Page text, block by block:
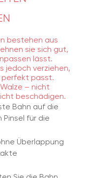
bestehen aus
sie sich gut,
lässt.
jedoch verziehen,
perfekt passt.
– nicht
beschädigen.
Bahn auf die
für die
Überlappung